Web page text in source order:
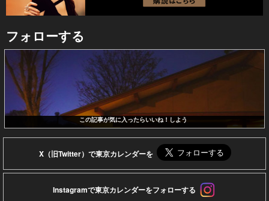
フォローする
この記事が気に入ったらいいね！しよう
X（旧Twitter）で東京カレンダーを
Instagramで東京カレンダーをフォローする